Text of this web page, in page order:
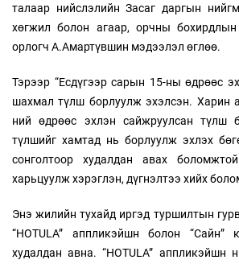
талаар нийслэлийн Засаг даргын
хөгжил болон агаар, орчны бохирдлын
орлогч А.Амартүвшин мэдээлэл өглөө.
Тэрээр “Есдүгээр сарын 15-ны өдрөөс
шахмал түлш борлуулж эхэлсэн. Харин
ний өдрөөс эхлэн сайжруулсан түлш
түлшийг хамтад нь борлуулж эхлэх
сонголтоор худалдан авах
харьцуулж хэрэглэн, дүгнэлтээ хийх
Энэ жилийн тухайд иргэд туршилтын
“HOTULA” аппликэйшн болон “Сайн”
худалдан авна. “HOTULA” аппликэйшн